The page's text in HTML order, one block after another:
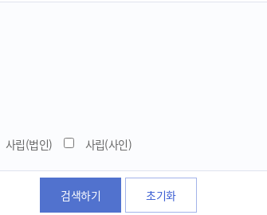
사립(법인) 사립(사인)
검색하기 초기화